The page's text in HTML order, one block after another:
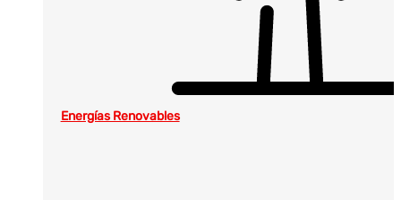
Energías Renovables